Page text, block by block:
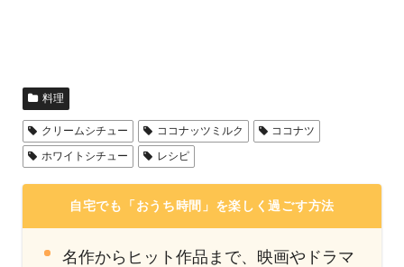
料理
クリームシチュー ココナッツミルク
ココナツ
ホワイトシチュー
レシピ
自宅でも「おうち時間」を楽しく過ごす方法
名作からヒット作品まで、映画やドラマ